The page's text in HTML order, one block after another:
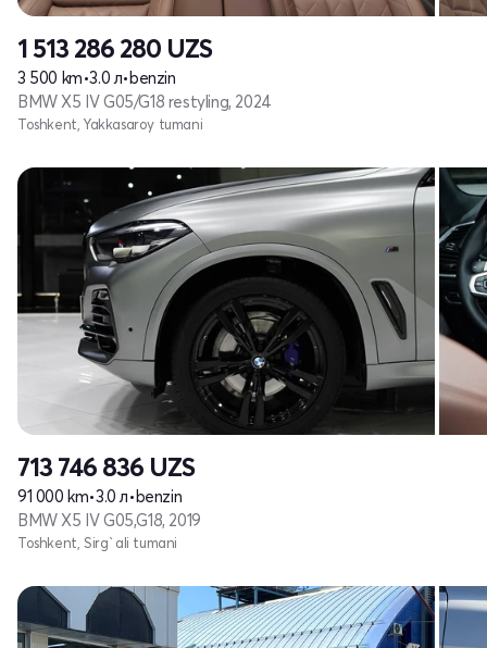
1 513 286 280 UZS
3 500 km•3.0 л•benzin
BMW X5 IV G05/G18 restyling, 2024
Toshkent, Yakkasaroy tumani
713 746 836 UZS
91 000 km•3.0 л•benzin
BMW X5 IV G05,G18, 2019
Toshkent, Sirg`ali tumani